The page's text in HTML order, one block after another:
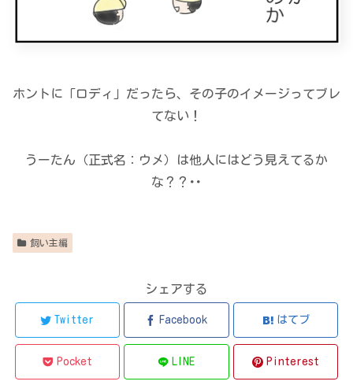
ホントに「ロディ」だったら、その子のイメージってブレ
てない！
うーたん（正式名：ウメ）は他人にはどう見えてるか
な？？･･
飼い主編
シェアする
Twitter Facebook はてブ
Pocket LINE Pinterest